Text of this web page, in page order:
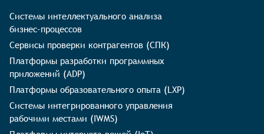
Системы интеллектуального анализа
бизнес-процессов
Сервисы проверки контрагентов (СПК)
Платформы разработки программных
приложений (ADP)
Платформы образовательного опыта (LXP)
Системы интегрированного управления
рабочими местами (IWMS)